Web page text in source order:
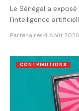
Le Sénégal a
l’intelligence
Partenaires·4 Août 2026
CONTRIBUTIONS